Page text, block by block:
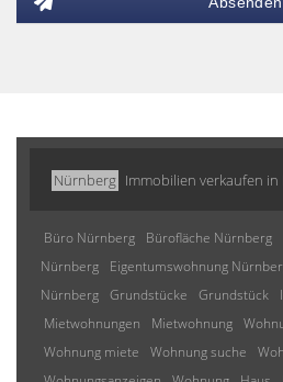
Nürnberg Immobilien verkaufen
Büro Nürnberg Bürofläche Nürnberg
Nürnberg
Eigentumswohnung
Nürnberg Grundstücke Grundstück
Mietwohnungen
Mietwohnung
Wohnung miete
Wohnung suche